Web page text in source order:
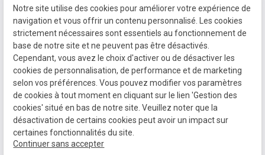
Droit de la famille
Droit de la consommation
Droit bancaire
La procédure d'appel
Droit des contrats
Postulation
Médiation
Mentions légales
Politique de confidentialité
Notre site utilise des cookies pour améliorer votre expérience de
navigation et vous offrir un contenu personnalisé. Les cookies
strictement nécessaires sont essentiels au fonctionnement de
base de notre site et ne peuvent pas être désactivés.
Cependant, vous avez le choix d'activer ou de désactiver les
cookies de personnalisation, de performance et de marketing
selon vos préférences. Vous pouvez modifier vos paramètres
de cookies à tout moment en cliquant sur le lien 'Gestion des
cookies' situé en bas de notre site. Veuillez noter que la
désactivation de certains cookies peut avoir un impact sur
certaines fonctionnalités du site.
Continuer sans accepter